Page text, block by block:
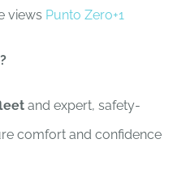
views Punto Zero+1
and expert, safety-
comfort and confidence